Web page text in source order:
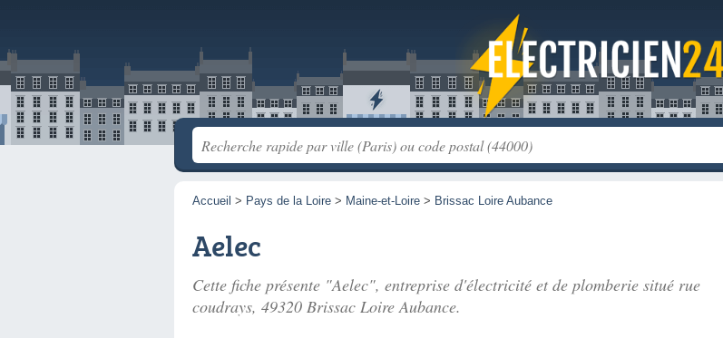
Accueil > Pays de la Loire > Maine-et-Loire > Brissac Loire Aubance
Aelec
Cette fiche présente "Aelec", entreprise d'électricité et de plomberie situé rue
coudrays, 49320 Brissac Loire Aubance.